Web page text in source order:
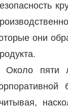
они
Около пяти